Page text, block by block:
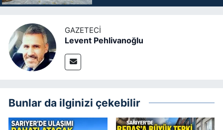
GAZETECI
Levent Pehlivanoğlu
Bunlar da ilginizi çekebilir